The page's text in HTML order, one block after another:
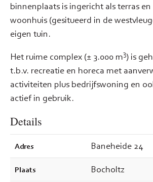
binnenplaats is ingericht als terras
woonhuis (gesitueerd in de
eigen tuin.
Het ruime complex (± 3.000 m3) is
t.b.v. recreatie en horeca met
activiteiten plus bedrijfswoning en
actief in gebruik.
Details
Adres Baneheide 24
Plaats Bocholtz